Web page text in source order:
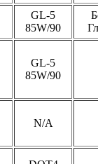
GL-5
85W/90
GL-5
85W/90
N/A